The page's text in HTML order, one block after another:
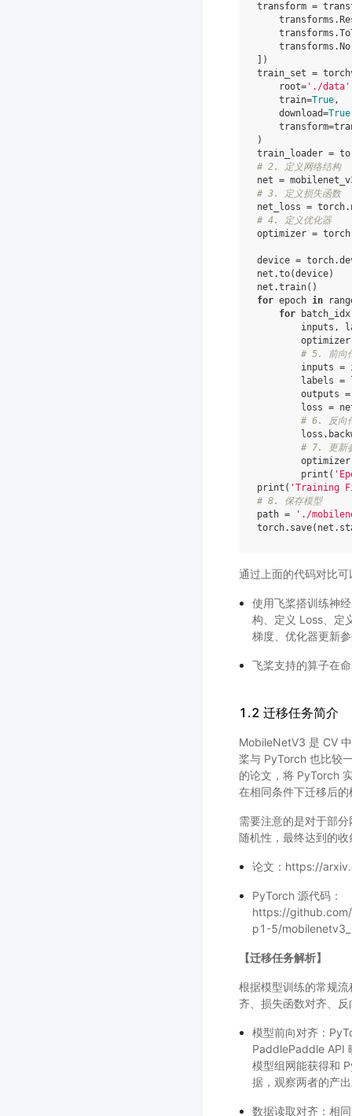
transform =
transforms .
transforms .
transforms .
])
train_set =
root= './data'
train=True,
download=True
transform=
)
train_loader =
# 2. 定义网络结构
net =
# 3. 定义损失函数
net_loss = torch.
# 4. 定义优化器
optimizer = torch
device = torch.
net .to(device)
net .train()
for epoch in
for
batch_idx
inputs ,
optimizer
# 5. 前向
inputs =
labels =
outputs =
loss =
# 6. 反向
loss .
# 7. 更新
optimizer
print (
print ( 'Training
# 8. 保存模型
path =
'./
torch. save( net .
通过上面的代码对比可
使用飞桨搭训练神
构、定义 Loss、定
梯度、优化器更新
飞桨支持的算子在
1.2 迁移任务简介
MobileNetV3 是 CV
桨与 PyTorch 也比较
的论文，将 PyTorch
在相同条件下迁移后
需要注意的是对于部
随机性，最终达到的
论文：https://
PyTorch 源代码：
https://
p1-5/
【迁移任务解析】
根据模型训练的常规
齐、损失函数对齐、
模型前向对齐：
PaddlePaddle API
模型组网能获得和
据，观察两者的产
数据读取对齐：相